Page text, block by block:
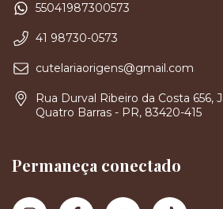
55041987300573
41 98730-0573
cutelariaorigens@gmail.com
Rua Durval Ribeiro da Costa 656,
Quatro Barras - PR, 83420-415
Permaneça conectado